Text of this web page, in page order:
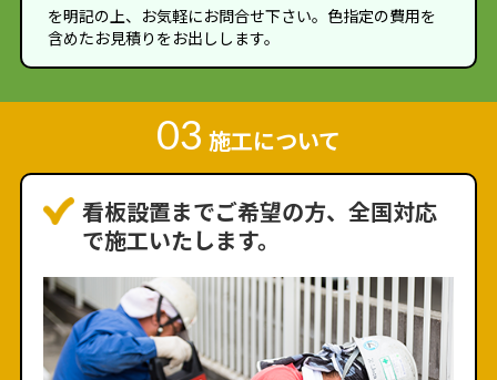
を明記の上、お気軽にお問合せ下さい。色指定の費用を
含めたお見積りをお出しします。
03 施工について
看板設置までご希望の方、全国対応
で施工いたします。